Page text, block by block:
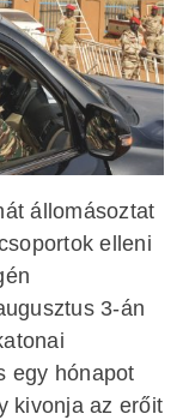
állomásoztat
elleni
3-án
egy hónapot
kivonja az erőit